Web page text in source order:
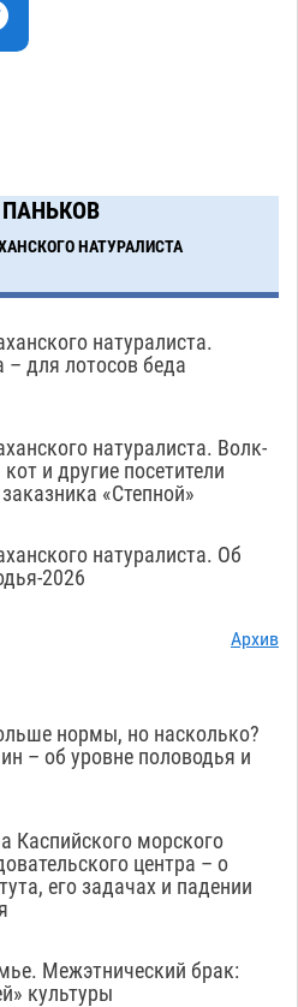
откопали древнюю
на парковом газоне с
котами
07.08
НАТУРАЛИСТА
натуралиста.
для лотосов беда
натуралиста. Волк-
и другие посетители
«Степной»
натуралиста. Об
2026
Архив
нормы, но насколько?
– об уровне половодья и
Каспийского морского
центра – о
его задачах и падении
Межэтнический брак:
культуры